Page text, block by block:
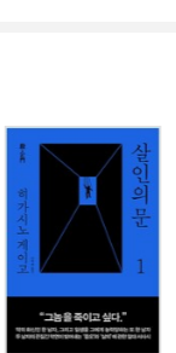
라는 가면을 쓰고
이전,
스무 살 이후, 천신
이기사회생하기를
신한은 교통사고를
볼 수 있는 능력을
를 발견하지만 그를